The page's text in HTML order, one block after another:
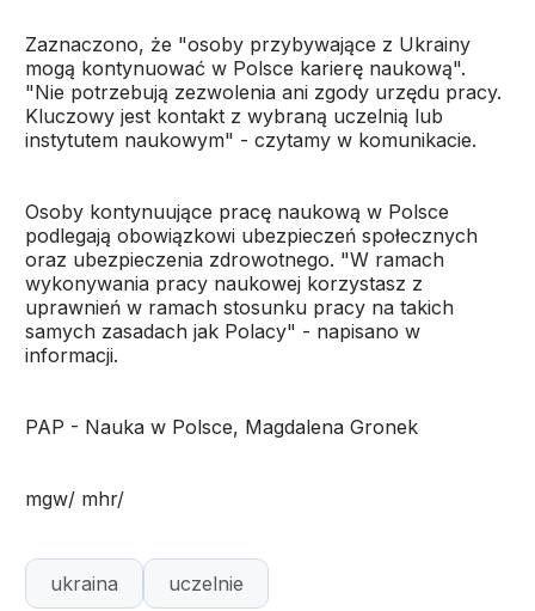
Zaznaczono, że "osoby przybywające z Ukrainy
mogą kontynuować w Polsce karierę naukową".
"Nie potrzebują zezwolenia ani zgody urzędu pracy.
Kluczowy jest kontakt z wybraną uczelnią lub
instytutem naukowym" - czytamy w komunikacie.
Osoby kontynuujące pracę naukową w Polsce
podlegają obowiązkowi ubezpieczeń społecznych
oraz ubezpieczenia zdrowotnego. "W ramach
wykonywania pracy naukowej korzystasz z
uprawnień w ramach stosunku pracy na takich
samych zasadach jak Polacy" - napisano w
informacji.
PAP - Nauka w Polsce, Magdalena Gronek
mgw/ mhr/
ukraina uczelnie